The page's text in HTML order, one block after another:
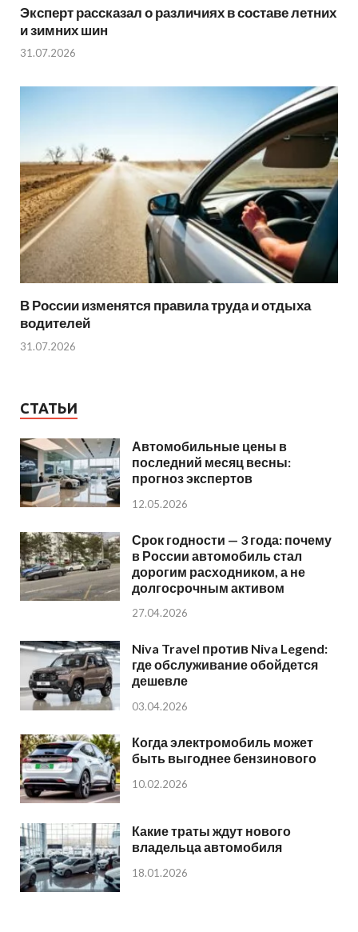
Эксперт рассказал о различиях в составе летних
и зимних шин
31.07.2026
В России изменятся правила труда и отдыха
водителей
31.07.2026
СТАТЬИ
Автомобильные цены в
последний месяц весны:
прогноз экспертов
12.05.2026
Срок годности — 3 года: почему
в России автомобиль стал
дорогим расходником, а не
долгосрочным активом
27.04.2026
Niva Travel против Niva Legend:
где обслуживание обойдется
дешевле
03.04.2026
Когда электромобиль может
быть выгоднее бензинового
10.02.2026
Какие траты ждут нового
владельца автомобиля
18.01.2026